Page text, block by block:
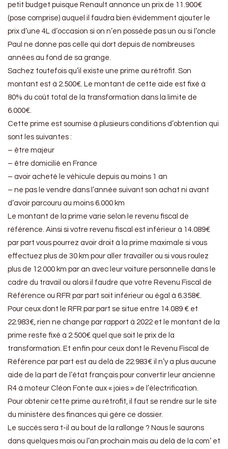
petit budget puisque Renault annonce un prix de 11.900€
(pose comprise) auquel il faudra bien évidemment ajouter le
prix d’une 4L d’occasion si on n’en possède pas un ou si l’oncle
Paul ne donne pas celle qui dort depuis de nombreuses
années au fond de sa grange.
Sachez toutefois qu’il existe une prime au rétrofit. Son
montant est à 2.500€. Le montant de cette aide est fixé à
80% du coût total de la transformation dans la limite de
6.000€.
Cette prime est soumise à plusieurs conditions d’obtention qui
sont les suivantes :
– être majeur
– être domicilié en France
– avoir acheté le véhicule depuis au moins 1 an
– ne pas le vendre dans l’année suivant son achat ni avant
d’avoir parcouru au moins 6.000 km
Le montant de la prime varie selon le revenu fiscal de
référence. Ainsi si votre revenu fiscal est inférieur à 14.089€
par part vous pourrez avoir droit à la prime maximale si vous
effectuez plus de 30 km pour aller travailler ou si vous roulez
plus de 12.000 km par an avec leur voiture personnelle dans le
cadre du travail ou alors il faudre que votre Revenu Fiscal de
Référence ou RFR par part soit inférieur ou égal à 6.358€.
Pour ceux dont le RFR par part se situe entre 14.089 € et
22.983€, rien ne change par rapport à 2022 et le montant de la
prime reste fixé à 2.500€ quel que soit le prix de la
transformation. Et enfin pour ceux dont le Revenu Fiscal de
Référence par part est au delà de 22.983€ il n’y a plus aucune
aide de la part de l’état français pour convertir leur ancienne
R4 à moteur Cléon Fonte aux « joies » de l’électrification.
Pour obtenir cette prime au rétrofit, il faut se rendre sur le site
du ministère des finances qui gère ce dossier.
Le succès sera t-il au bout de la rallonge ? Nous le saurons
dans quelques mois ou l’an prochain mais au delà de la com’ et